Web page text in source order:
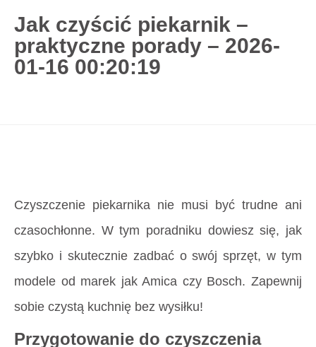
727 775 478
Jak czyścić piekarnik –
praktyczne porady – 2026-
01-16 00:20:19
Czyszczenie piekarnika nie musi być trudne ani
czasochłonne. W tym poradniku dowiesz się, jak
szybko i skutecznie zadbać o swój sprzęt, w tym
modele od marek jak Amica czy Bosch. Zapewnij
sobie czystą kuchnię bez wysiłku!
Przygotowanie do czyszczenia